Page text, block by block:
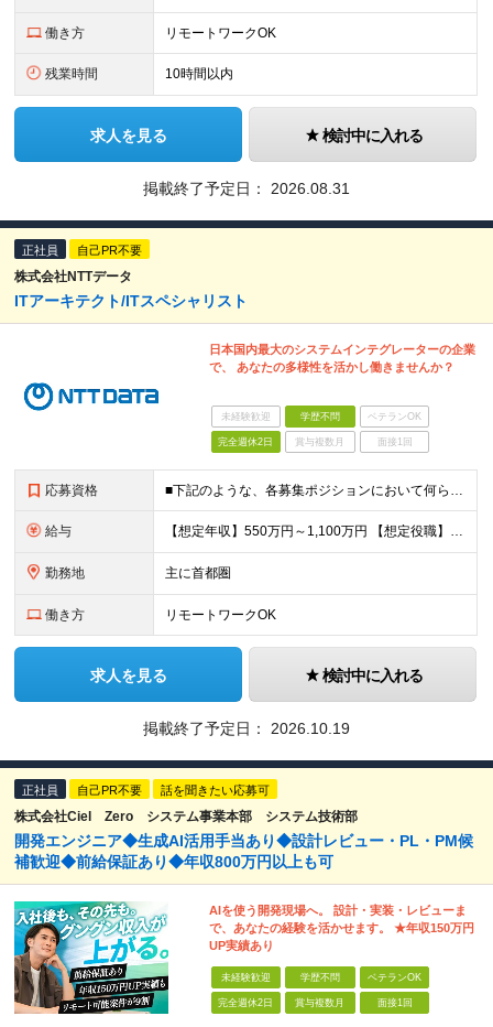
働き方 リモートワークOK
残業時間 10時間以内
求人を見る 検討中に入れる
掲載終了予定日： 2026.08.31
正社員 自己PR不要
株式会社NTTデータ
ITアーキテクト/ITスペシャリスト
日本国内最大のシステムインテグレーターの企業
で、 あなたの多様性を活かし働きませんか？
未経験歓迎 学歴不問 ベテランOK
完全週休2日 賞与複数月 面接1回
応募資格 ■下記のような、各募集ポジションにおいて何らかの知識・経験がある方 ・インフラ基盤設計、構築経験/2年以上 ・基盤技術の基本的な理解（OS、ネットワーク、RDBMS、プログラミング等） ・流暢な日本
給与 【想定年収】550万円～1,100万円 【想定役職】 課長代理 主任 一般 ※これまでの経験・年齢などを考慮し、当社給与規則に基づき決定します。 ※詳細は面接時にお伝えします。
勤務地 主に首都圏
働き方 リモートワークOK
求人を見る 検討中に入れる
掲載終了予定日： 2026.10.19
正社員 自己PR不要 話を聞きたい応募可
株式会社Ciel Zero システム事業本部 システム技術部
開発エンジニア◆生成AI活用手当あり◆設計レビュー・PL・PM候
補歓迎◆前給保証あり◆年収800万円以上も可
AIを使う開発現場へ。 設計・実装・レビューま
で、あなたの経験を活かせます。 ★年収150万円
UP実績あり
未経験歓迎 学歴不問 ベテランOK
完全週休2日 賞与複数月 面接1回